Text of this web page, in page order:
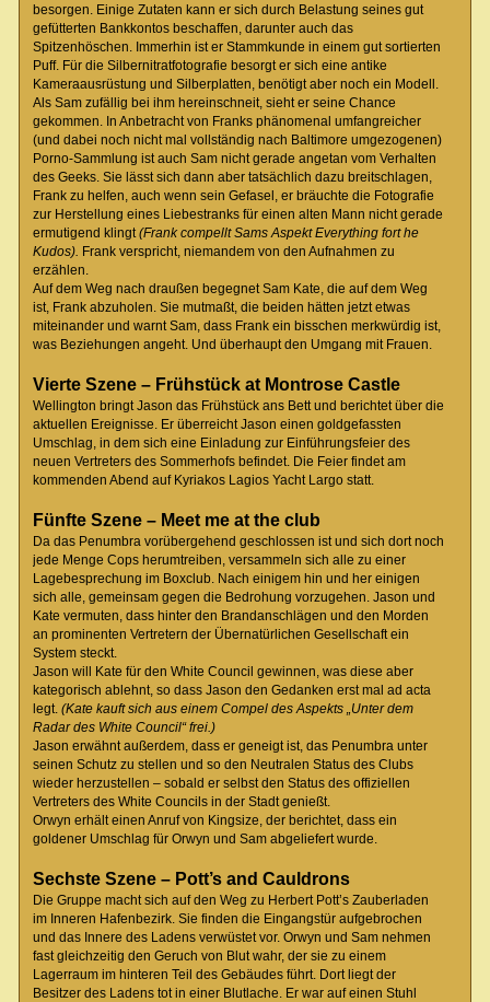
besorgen. Einige Zutaten kann er sich durch Belastung seines gut
gefütterten Bankkontos beschaffen, darunter auch das
Spitzenhöschen. Immerhin ist er Stammkunde in einem gut sortierten
Puff. Für die Silbernitratfotografie besorgt er sich eine antike
Kameraausrüstung und Silberplatten, benötigt aber noch ein Modell.
Als Sam zufällig bei ihm hereinschneit, sieht er seine Chance
gekommen. In Anbetracht von Franks phänomenal umfangreicher
(und dabei noch nicht mal vollständig nach Baltimore umgezogenen)
Porno-Sammlung ist auch Sam nicht gerade angetan vom Verhalten
des Geeks. Sie lässt sich dann aber tatsächlich dazu breitschlagen,
Frank zu helfen, auch wenn sein Gefasel, er bräuchte die Fotografie
zur Herstellung eines Liebestranks für einen alten Mann nicht gerade
ermutigend klingt(Frank compellt Sams Aspekt Everything fort he
Kudos). Frank verspricht, niemandem von den Aufnahmen zu
erzählen.
Auf dem Weg nach draußen begegnet Sam Kate, die auf dem Weg
ist, Frank abzuholen. Sie mutmaßt, die beiden hätten jetzt etwas
miteinander und warnt Sam, dass Frank ein bisschen merkwürdig ist,
was Beziehungen angeht. Und überhaupt den Umgang mit Frauen.
Vierte Szene – Frühstück at Montrose Castle
Wellington bringt Jason das Frühstück ans Bett und berichtet über die
aktuellen Ereignisse. Er überreicht Jason einen goldgefassten
Umschlag, in dem sich eine Einladung zur Einführungsfeier des
neuen Vertreters des Sommerhofs befindet. Die Feier findet am
kommenden Abend auf Kyriakos Lagios Yacht Largo statt.
Fünfte Szene – Meet me at the club
Da das Penumbra vorübergehend geschlossen ist und sich dort noch
jede Menge Cops herumtreiben, versammeln sich alle zu einer
Lagebesprechung im Boxclub. Nach einigem hin und her einigen
sich alle, gemeinsam gegen die Bedrohung vorzugehen. Jason und
Kate vermuten, dass hinter den Brandanschlägen und den Morden
an prominenten Vertretern der Übernatürlichen Gesellschaft ein
System steckt.
Jason will Kate für den White Council gewinnen, was diese aber
kategorisch ablehnt, so dass Jason den Gedanken erst mal ad acta
legt. (Kate kauft sich aus einem Compel des Aspekts „Unter dem
Radar des White Council“ frei.)
Jason erwähnt außerdem, dass er geneigt ist, das Penumbra unter
seinen Schutz zu stellen und so den Neutralen Status des Clubs
wieder herzustellen – sobald er selbst den Status des offiziellen
Vertreters des White Councils in der Stadt genießt.
Orwyn erhält einen Anruf von Kingsize, der berichtet, dass ein
goldener Umschlag für Orwyn und Sam abgeliefert wurde.
Sechste Szene – Pott’s and Cauldrons
Die Gruppe macht sich auf den Weg zu Herbert Pott’s Zauberladen
im Inneren Hafenbezirk. Sie finden die Eingangstür aufgebrochen
und das Innere des Ladens verwüstet vor. Orwyn und Sam nehmen
fast gleichzeitig den Geruch von Blut wahr, der sie zu einem
Lagerraum im hinteren Teil des Gebäudes führt. Dort liegt der
Besitzer des Ladens tot in einer Blutlache. Er war auf einen Stuhl